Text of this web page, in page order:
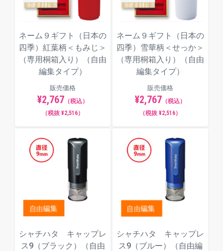
ネーム９ギフト（日本の
四季）紅葉柄＜もみじ＞
（専用桐箱入り）（自由
編集タイプ）
販売価格
¥2,767 （税込）
（税抜 ¥2,516）
ネーム９ギフト（日本の
四季）雪華柄＜せっか＞
（専用桐箱入り）（自由
編集タイプ）
販売価格
¥2,767 （税込）
（税抜 ¥2,516）
シャチハタ キャップレ
ス9（ブラック）（自由
シャチハタ キャップレ
ス9（ブルー）（自由編